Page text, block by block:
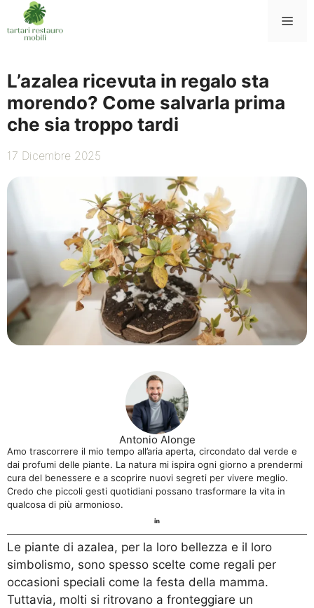
al
contenuto
L’azalea ricevuta in regalo sta
morendo? Come salvarla prima
che sia troppo tardi
17 Dicembre 2025
Antonio Alonge
Amo trascorrere il mio tempo all’aria aperta, circondato dal verde e
dai profumi delle piante. La natura mi ispira ogni giorno a prendermi
cura del benessere e a scoprire nuovi segreti per vivere meglio.
Credo che piccoli gesti quotidiani possano trasformare la vita in
qualcosa di più armonioso.
Le piante di azalea, per la loro bellezza e il loro
simbolismo, sono spesso scelte come regali per
occasioni speciali come la festa della mamma.
Tuttavia, molti si ritrovano a fronteggiare un